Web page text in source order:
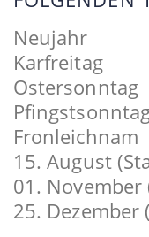
Neujahr
Karfreitag
Ostersonntag
Fronleichnam
15. August
01.
25. Dezember